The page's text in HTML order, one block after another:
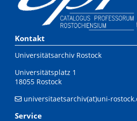
Kontakt
Universitätsarchiv Rostock
Universitätsplatz 1
18055 Rostock
universitaetsarchiv(at)uni-
Service